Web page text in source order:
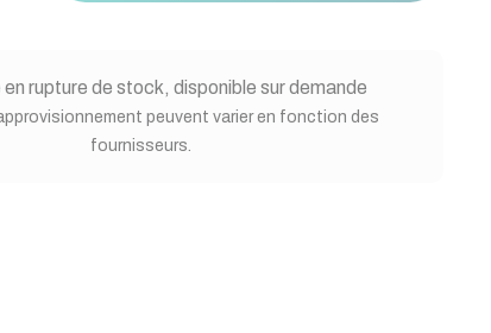
rupture de stock, disponible sur demande
peuvent varier en fonction des
fournisseurs.